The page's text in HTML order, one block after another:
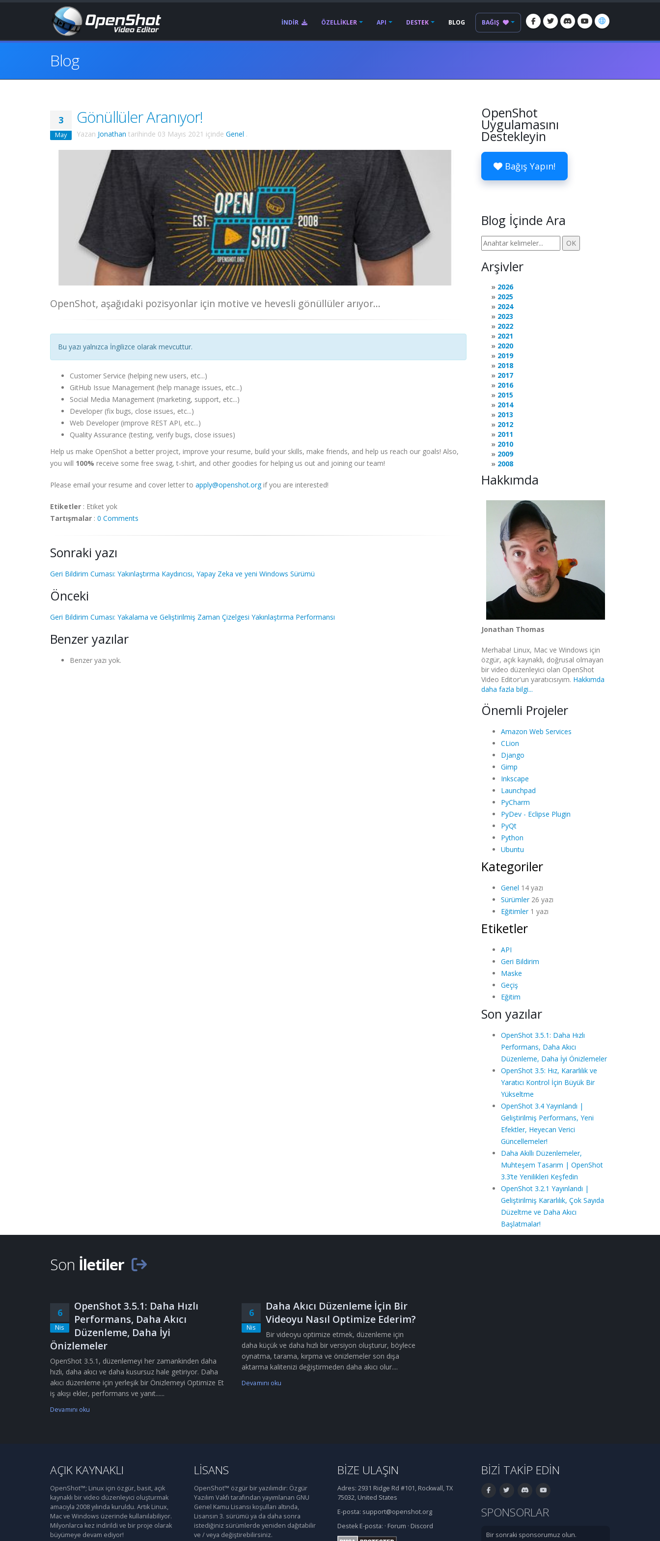
İNDIR ÖZELLIKLER API DESTEK BLOG BAĞIŞ
Blog
3
May
Gönüllüler Aranıyor!
Yazan Jonathan tarihinde 03 Mayıs 2021 içinde Genel .
OpenShot, aşağıdaki pozisyonlar için motive ve hevesli gönüllüler arıyor...
Bu yazı yalnızca İngilizce olarak mevcuttur.
Customer Service (helping new users, etc...)
GitHub Issue Management (help manage issues, etc...)
Social Media Management (marketing, support, etc...)
Developer (fix bugs, close issues, etc...)
Web Developer (improve REST API, etc...)
Quality Assurance (testing, verify bugs, close issues)
Help us make OpenShot a better project, improve your resume, build your skills, make friends, and help us reach our goals! Also,
you will 100% receive some free swag, t-shirt, and other goodies for helping us out and joining our team!
Please email your resume and cover letter to apply@openshot.orgif you are interested!
Etiketler : Etiket yok
Tartışmalar : 0 Comments
Sonraki yazı
Geri Bildirim Cuması: Yakınlaştırma Kaydırıcısı, Yapay Zeka ve yeni Windows Sürümü
Önceki
Geri Bildirim Cuması: Yakalama ve Geliştirilmiş Zaman Çizelgesi Yakınlaştırma Performansı
Benzer yazılar
Benzer yazı yok.
OpenShot
Uygulamasını
Destekleyin
Bağış Yapın!
Blog İçinde Ara
Arşivler
2026
2025
2024
2023
2022
2021
2020
2019
2018
2017
2016
2015
2014
2013
2012
2011
2010
2009
2008
Hakkımda
Jonathan Thomas
Merhaba! Linux, Mac ve Windows için
özgür, açık kaynaklı, doğrusal olmayan
bir video düzenleyici olan OpenShot
Video Editor'un yaratıcısıyım. Hakkımda
daha fazla bilgi...
Önemli Projeler
Amazon Web Services
CLion
Django
Gimp
Inkscape
Launchpad
PyCharm
PyDev - Eclipse Plugin
PyQt
Python
Ubuntu
Kategoriler
Genel 14 yazı
Sürümler26 yazı
Eğitimler1 yazı
Etiketler
API
Geri Bildirim
Maske
Geçiş
Eğitim
Son yazılar
OpenShot 3.5.1: Daha Hızlı
Performans, Daha Akıcı
Düzenleme, Daha İyi Önizlemeler
OpenShot 3.5: Hız, Kararlılık ve
Yaratıcı Kontrol İçin Büyük Bir
Yükseltme
OpenShot 3.4 Yayınlandı |
Geliştirilmiş Performans, Yeni
Efektler, Heyecan Verici
Güncellemeler!
Daha Akıllı Düzenlemeler,
Muhteşem Tasarım | OpenShot
3.3’te Yenilikleri Keşfedin
OpenShot 3.2.1 Yayınlandı |
Geliştirilmiş Kararlılık, Çok Sayıda
Düzeltme ve Daha Akıcı
Başlatmalar!
Son İletiler
6
Nis
OpenShot 3.5.1: Daha Hızlı
Performans, Daha Akıcı
Düzenleme, Daha İyi
Önizlemeler
OpenShot 3.5.1, düzenlemeyi her zamankinden daha
hızlı, daha akıcı ve daha kusursuz hale getiriyor. Daha
akıcı düzenleme için yerleşik bir Önizlemeyi Optimize Et
iş akışı ekler, performans ve yanıt......
Devamını oku
6
Nis
Daha Akıcı Düzenleme İçin Bir
Videoyu Nasıl Optimize Ederim?
Bir videoyu optimize etmek, düzenleme için
daha küçük ve daha hızlı bir versiyon oluşturur, böylece
oynatma, tarama, kırpma ve önizlemeler son dışa
aktarma kalitenizi değiştirmeden daha akıcı olur....
Devamını oku
AÇIK KAYNAKLI
OpenShot™; Linux için özgür, basit, açık
kaynaklı bir video düzenleyici oluşturmak
amacıyla 2008 yılında kuruldu. Artık Linux,
Mac ve Windows üzerinde kullanılabiliyor.
Milyonlarca kez indirildi ve bir proje olarak
büyümeye devam ediyor!
LISANS
OpenShot™ özgür bir yazılımdır: Özgür
Yazılım Vakfı tarafından yayımlanan GNU
Genel Kamu Lisansı koşulları altında,
Lisansın 3. sürümü ya da daha sonra
istediğiniz sürümlerde yeniden dağıtabilir
ve / veya değiştirebilirsiniz.
BIZE ULAŞIN
Adres: 2931 Ridge Rd #101, Rockwall, TX
75032, United States
E-posta: support@openshot.org
Destek E-posta: · Forum · Discord
BIZI TAKIP EDIN
SPONSORLAR
Bir sonraki sponsorumuz olun.